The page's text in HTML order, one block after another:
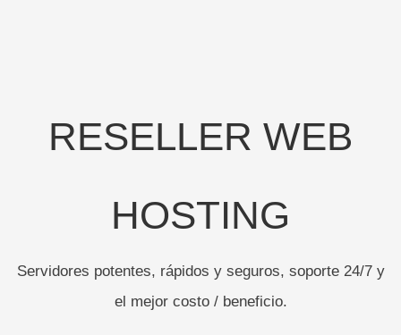
RESELLER WEB
HOSTING
Servidores potentes, rápidos y seguros, soporte 24/7 y
el mejor costo / beneficio.